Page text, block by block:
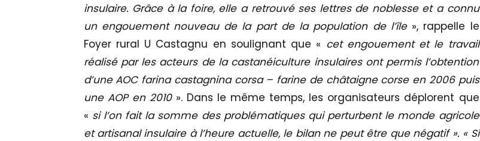
insulaire. Grâce à la foire, elle a retrouvé ses lettres de noblesse et a connu
un engouement nouveau de la part de la population de l’île», rappelle le
Foyer rural U Castagnu en soulignant que « cet engouement et le travail
réalisé par les acteurs de la castanéiculture insulaires ont permis l’obtention
d’une AOC farina castagnina corsa – farine de châtaigne corse en 2006 puis
une AOP en 2010». Dans le même temps, les organisateurs déplorent que
« si l’on fait la somme des problématiques qui perturbent le monde agricole
et artisanal insulaire à l’heure actuelle, le bilan ne peut être que négatif ». « Si